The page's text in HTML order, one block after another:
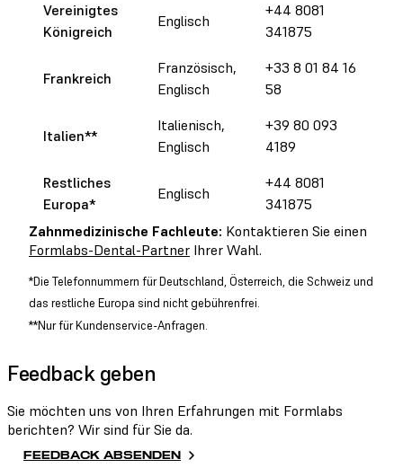
Vereinigtes
Königreich
Englisch
+44 8081
341875
Frankreich
Französisch,
Englisch
+33 8 01 84 16
58
Italien**
Italienisch,
Englisch
+39 80 093
4189
Restliches
Europa*
Englisch
+44 8081
341875
Zahnmedizinische Fachleute: Kontaktieren Sie einen
Formlabs-Dental-Partner Ihrer Wahl.
*Die Telefonnummern für Deutschland, Österreich, die Schweiz und
das restliche Europa sind nicht gebührenfrei.
**Nur für Kundenservice-Anfragen.
Feedback geben
Sie möchten uns von Ihren Erfahrungen mit Formlabs
berichten? Wir sind für Sie da.
FEEDBACK ABSENDEN